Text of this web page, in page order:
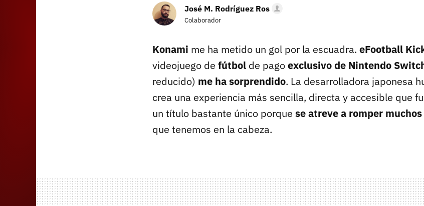
José M. Rodríguez Ros
Colaborador
Konami me ha metido un gol por la escuadra. eFootball
videojuego de fútbol de pagoexclusivo de Nintendo
reducido) me ha sorprendido. La desarrolladora japonesa
crea una experiencia más sencilla, directa y accesible que
un título bastante único porque se atreve a romper
que tenemos en la cabeza.